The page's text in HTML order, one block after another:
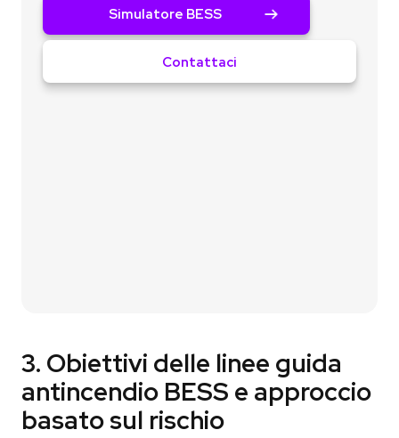
Simulatore BESS
Contattaci
3. Obiettivi delle linee guida
antincendio BESS e approccio
basato sul rischio